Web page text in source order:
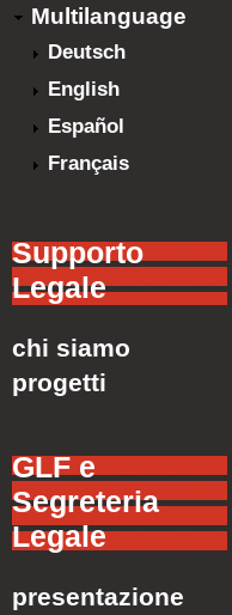
Multilanguage
Deutsch
English
Español
Français
Supporto
Legale
chi siamo
progetti
GLF e
Segreteria
Legale
presentazione